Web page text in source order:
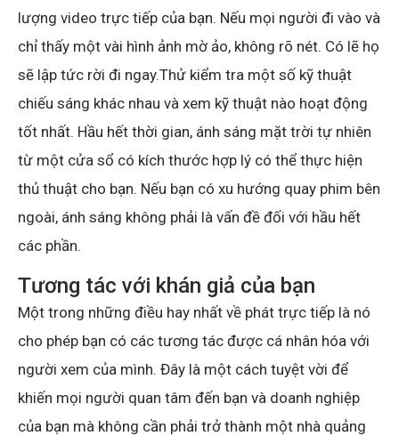
lượng video trực tiếp của bạn. Nếu mọi người đi vào và
chỉ thấy một vài hình ảnh mờ ảo, không rõ nét. Có lẽ họ
sẽ lập tức rời đi ngay.Thử kiểm tra một số kỹ thuật
chiếu sáng khác nhau và xem kỹ thuật nào hoạt động
tốt nhất. Hầu hết thời gian, ánh sáng mặt trời tự nhiên
từ một cửa sổ có kích thước hợp lý có thể thực hiện
thủ thuật cho bạn. Nếu bạn có xu hướng quay phim bên
ngoài, ánh sáng không phải là vấn đề đối với hầu hết
các phần.
Tương tác với khán giả của bạn
Một trong những điều hay nhất về phát trực tiếp là nó
cho phép bạn có các tương tác được cá nhân hóa với
người xem của mình. Đây là một cách tuyệt vời để
khiến mọi người quan tâm đến bạn và doanh nghiệp
của bạn mà không cần phải trở thành một nhà quảng